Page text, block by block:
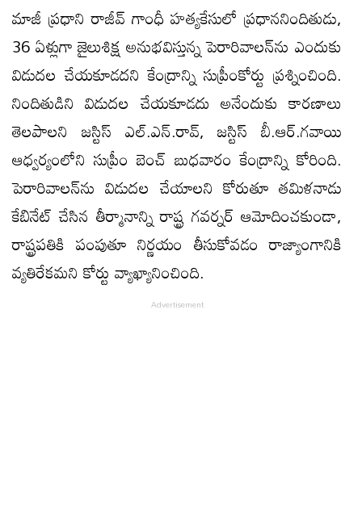
మాజీ ప్రధాని రాజీవ్ గాంధీ హత్యకేసులో ప్రధాననిందితుడు,
36 ఏళ్లుగా జైలుశిక్ష అనుభవిస్తున్న పెరారివాలన్‌ను ఎందుకు
విడుదల చేయకూడదని కేంద్రాన్ని సుప్రీంకోర్టు ప్రశ్నించింది.
నిందితుడిని విడుదల చేయకూడదు అనేందుకు కారణాలు
తెలపాలని జస్టిస్ ఎల్.ఎన్.రావ్, జస్టిస్ బీ.ఆర్.గవాయి
ఆధ్వర్యంలోని సుప్రీం బెంచ్ బుధవారం కేంద్రాన్ని కోరింది.
పెరారివాలన్‌ను విడుదల చేయాలని కోరుతూ తమిళనాడు
కేబినేట్ చేసిన తీర్మానాన్ని రాష్ట్ర గవర్నర్ ఆమోదించకుండా,
రాష్ట్రపతికి పంపుతూ నిర్ణయం తీసుకోవడం రాజ్యాంగానికి
వ్యతిరేకమని కోర్టు వ్యాఖ్యానించింది.